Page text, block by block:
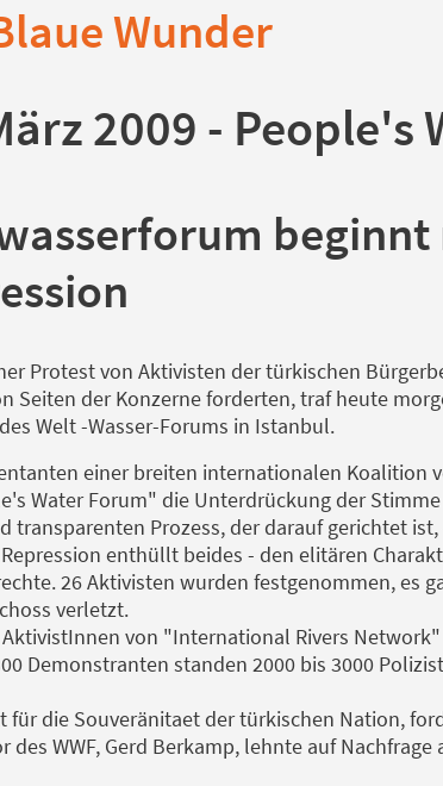
Wunder
2009 - People's
Protest von Aktivisten der türkischen
Seiten der Konzerne forderten, traf heute
Welt -Wasser-Forums in Istanbul.
einer breiten internationalen Koalition
Water Forum" die Unterdrückung der
transparenten Prozess, der darauf gerichtet
enthüllt beides - den elitären
26 Aktivisten wurden festgenommen, es
verletzt.
von "International Rivers
Demonstranten standen 2000 bis 3000
für die Souveränitaet der türkischen Nation,
des WWF, Gerd Berkamp, lehnte auf